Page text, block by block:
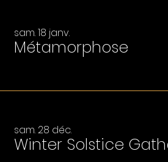
sam. 18 janv.
Métamorphose
sam. 28 déc.
Winter Solstice